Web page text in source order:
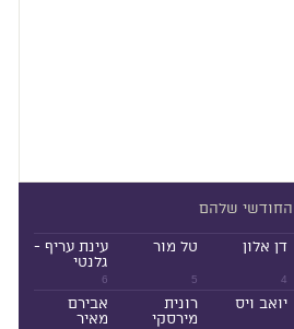
החודשי שלהם
4
דן אלון
5
טל מור
6
עינת עריף -
גלנטי
יואב ויס
רונית
מירסקי
אבירם
מאיר